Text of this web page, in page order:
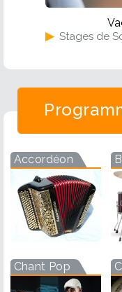
▶ Stages de
Accordéon
Chant Pop